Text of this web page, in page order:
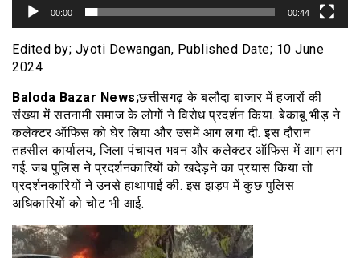
00:00 00:44
Edited by; Jyoti Dewangan, Published Date; 10 June
2024
Baloda Bazar News;छत्तीसगढ़ के बलौदा बाजार में हजारों की
संख्या में सतनामी समाज के लोगों ने विरोध प्रदर्शन किया. बेकाबू भीड़ ने
कलेक्टर ऑफिस को घेर लिया और उसमें आग लगा दी. इस दौरान
तहसील कार्यालय, जिला पंचायत भवन और कलेक्टर ऑफिस में आग लग
गई. जब पुलिस ने प्रदर्शनकारियों को खदेड़ने का प्रयास किया तो
प्रदर्शनकारियों ने उनसे हाथापाई की. इस झड़प में कुछ पुलिस
अधिकारियों को चोट भी आई.